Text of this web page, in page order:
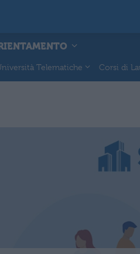
Telematiche Corsi di